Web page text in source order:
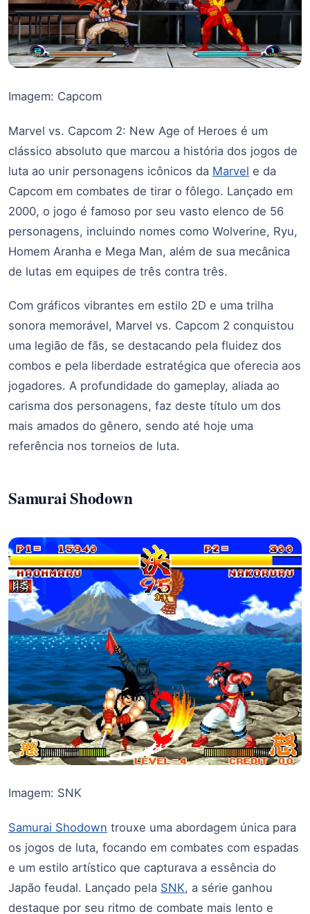
Imagem: Capcom
Marvel vs. Capcom 2: New Age of Heroes é um
clássico absoluto que marcou a história dos jogos de
luta ao unir personagens icônicos da Marvel e da
Capcom em combates de tirar o fôlego. Lançado em
2000, o jogo é famoso por seu vasto elenco de 56
personagens, incluindo nomes como Wolverine, Ryu,
Homem Aranha e Mega Man, além de sua mecânica
de lutas em equipes de três contra três.
Com gráficos vibrantes em estilo 2D e uma trilha
sonora memorável, Marvel vs. Capcom 2 conquistou
uma legião de fãs, se destacando pela fluidez dos
combos e pela liberdade estratégica que oferecia aos
jogadores. A profundidade do gameplay, aliada ao
carisma dos personagens, faz deste título um dos
mais amados do gênero, sendo até hoje uma
referência nos torneios de luta.
Samurai Shodown
Imagem: SNK
Samurai Shodown trouxe uma abordagem única para
os jogos de luta, focando em combates com espadas
e um estilo artístico que capturava a essência do
Japão feudal. Lançado pela SNK, a série ganhou
destaque por seu ritmo de combate mais lento e